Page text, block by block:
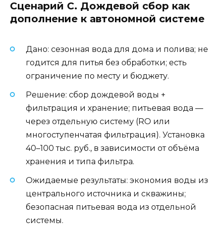
Сценарий C. Дождевой сбор как
дополнение к автономной системе
Дано: сезонная вода для дома и полива; не
годится для питья без обработки; есть
ограничение по месту и бюджету.
Решение: сбор дождевой воды +
фильтрация и хранение; питьевая вода —
через отдельную систему (RO или
многоступенчатая фильтрация). Установка
40–100 тыс. руб., в зависимости от объёма
хранения и типа фильтра.
Ожидаемые результаты: экономия воды из
центрального источника и скважины;
безопасная питьевая вода из отдельной
системы.